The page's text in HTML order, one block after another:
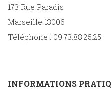
173 Rue Paradis
Marseille 13006
Téléphone : 09.73.88.25.25
INFORMATIONS